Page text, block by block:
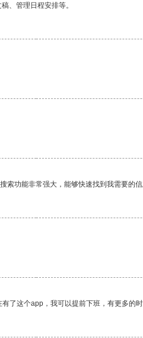
、管理日程安排等。
功能非常强大，能够快速找到我需要的信
了这个app，我可以提前下班，有更多的时